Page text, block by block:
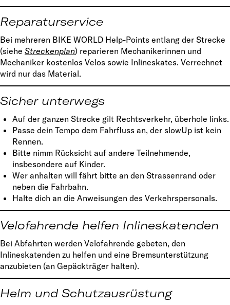
Reparaturservice
Bei mehreren BIKE WORLD Help-Points entlang der Strecke
(siehe Streckenplan) reparieren Mechanikerinnen und
Mechaniker kostenlos Velos sowie Inlineskates. Verrechnet
wird nur das Material.
Sicher unterwegs
Auf der ganzen Strecke gilt Rechtsverkehr, überhole links.
Passe dein Tempo dem Fahrfluss an, der slowUp ist kein
Rennen.
Bitte nimm Rücksicht auf andere Teilnehmende,
insbesondere auf Kinder.
Wer anhalten will fährt bitte an den Strassenrand oder
neben die Fahrbahn.
Halte dich an die Anweisungen des Verkehrspersonals.
Velofahrende helfen Inlineskatenden
Bei Abfahrten werden Velofahrende gebeten, den
Inlineskatenden zu helfen und eine Bremsunterstützung
anzubieten (an Gepäckträger halten).
Helm und Schutzausrüstung